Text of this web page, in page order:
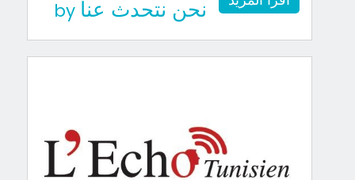
نحن نتحدث عنا by